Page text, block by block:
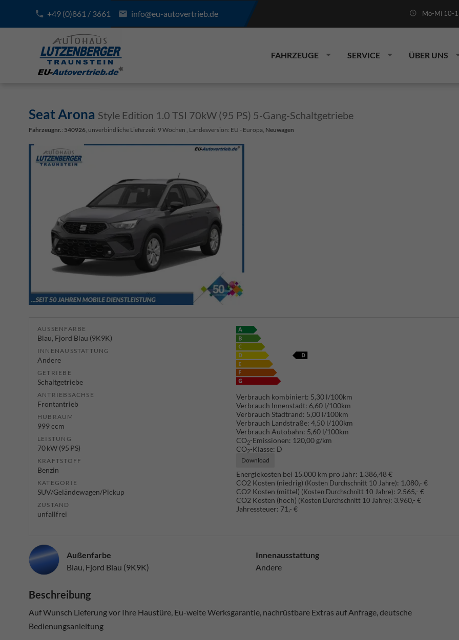
+49 (0)861 / 3661 info@eu-autovertrieb.de Mo-Mi 10-
FAHRZEUGE SERVICE ÜBER UNS
Seat Arona Style Edition 1.0 TSI 70kW (95 PS) 5-Gang-Schaltgetriebe
Fahrzeugnr.: 540926 , unverbindliche Lieferzeit: 9 Wochen , Landesversion: EU - Europa, Neuwagen
AUSSENFARBE
Blau, Fjord Blau (9K9K)
INNENAUSSTATTUNG
Andere
GETRIEBE
Schaltgetriebe
ANTRIEBSACHSE
Frontantrieb
HUBRAUM
999 ccm
LEISTUNG
70 kW (95 PS)
KRAFTSTOFF
Benzin
KATEGORIE
SUV/Geländewagen/Pickup
ZUSTAND
unfallfrei
Verbrauch kombiniert: 5,30 l/100km
Verbrauch Innenstadt: 6,60 l/100km
Verbrauch Stadtrand: 5,00 l/100km
Verbrauch Landstraße: 4,50 l/100km
Verbrauch Autobahn: 5,60 l/100km
CO2-Emissionen: 120,00 g/km
CO2-Klasse: D
Download
Energiekosten bei 15.000 km pro Jahr: 1.386,48 €
CO2 Kosten (niedrig) (Kosten Durchschnitt 10 Jahre): 1.080,- €
CO2 Kosten (mittel) (Kosten Durchschnitt 10 Jahre): 2.565,- €
CO2 Kosten (hoch) (Kosten Durchschnitt 10 Jahre): 3.960,- €
Jahressteuer: 71,- €
Außenfarbe
Blau, Fjord Blau (9K9K)
Innenausstattung
Andere
Beschreibung
Auf Wunsch Lieferung vor Ihre Haustüre, Eu-weite Werksgarantie, nachrüstbare Extras auf Anfrage, deutsche
Bedienungsanleitung